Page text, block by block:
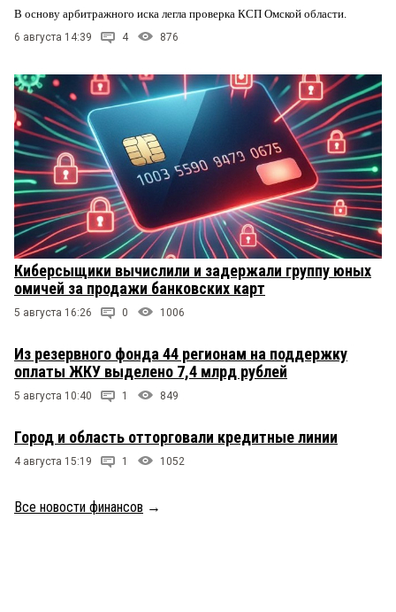
В основу арбитражного иска легла проверка КСП Омской области.
6 августа 14:39 4 876
Киберсыщики вычислили и задержали группу юных
омичей за продажи банковских карт
5 августа 16:26 0 1006
Из резервного фонда 44 регионам на поддержку
оплаты ЖКУ выделено 7,4 млрд рублей
5 августа 10:40 1 849
Город и область отторговали кредитные линии
4 августа 15:19 1 1052
Все новости финансов →